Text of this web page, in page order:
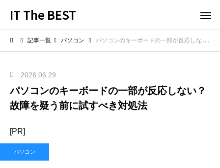
IT The BEST
記事一覧 パソコン パソコンのキーボードの一部が反応しない？故障を疑う前に試すべき対処法
2026.06.29
パソコンのキーボードの一部が反応しない？
故障を疑う前に試すべき対処法
[PR]
パソコン